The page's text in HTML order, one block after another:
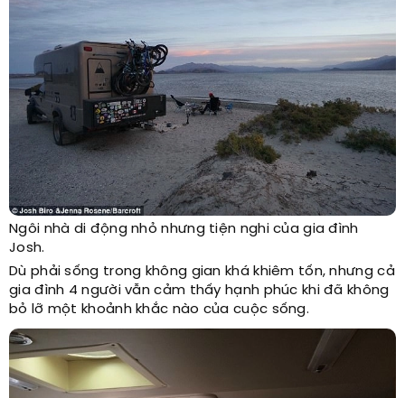
Ngôi nhà di động nhỏ nhưng tiện nghi của gia đình
Josh.
Dù phải sống trong không gian khá khiêm tốn, nhưng cả
gia đình 4 người vẫn cảm thấy hạnh phúc khi đã không
bỏ lỡ một khoảnh khắc nào của cuộc sống.